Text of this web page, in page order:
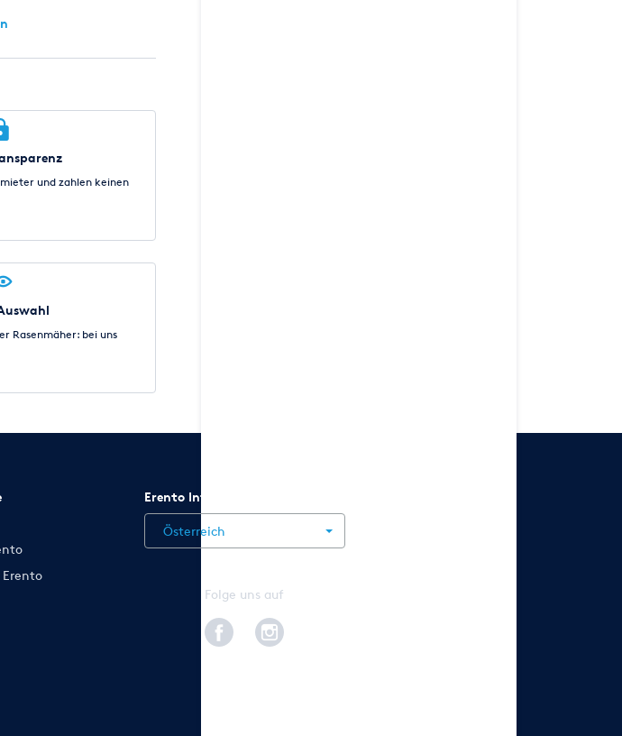
und zahlen keinen
Rasenmäher: bei uns
Erento International
Österreich
Folge uns auf